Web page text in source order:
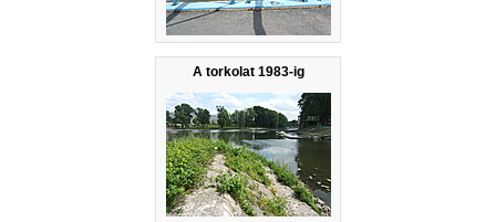
A torkolat 1983-ig